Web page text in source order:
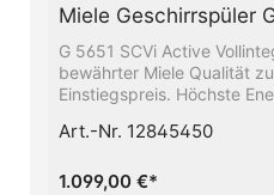
Miele Geschirrspüler
G 5651 SCVi Active
bewährter Miele Qualität
Einstiegspreis. Höchste
Ergebnisse in weniger als
Hilfe des Miele-
Art.-Nr. 12845450
1.099,00 €*